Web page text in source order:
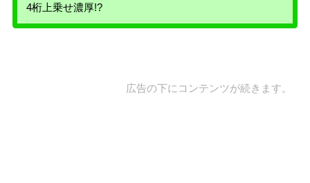
4桁上乗せ濃厚!?
広告の下にコンテンツが続きます。